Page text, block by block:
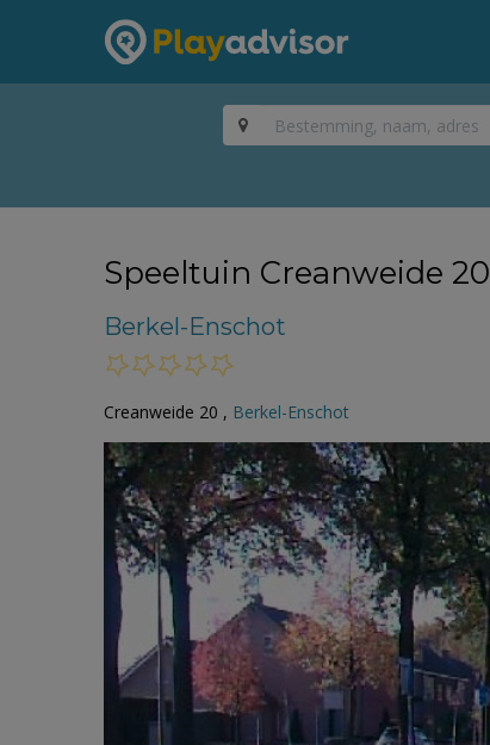
Speeltuin Creanweide 20
Berkel-Enschot
Creanweide 20 , Berkel-Enschot